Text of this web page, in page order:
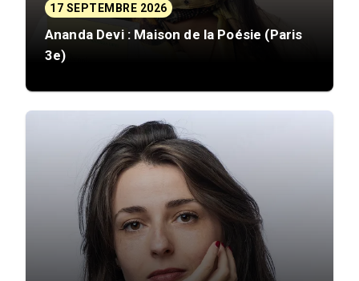
17 SEPTEMBRE 2026
Ananda Devi : Maison de la Poésie (Paris
3e)